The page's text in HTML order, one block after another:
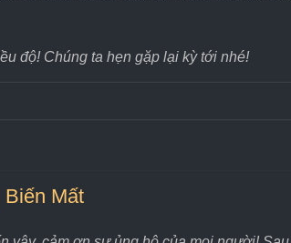
độ! Chúng ta hẹn gặp lại kỳ tới nhé!
Mất